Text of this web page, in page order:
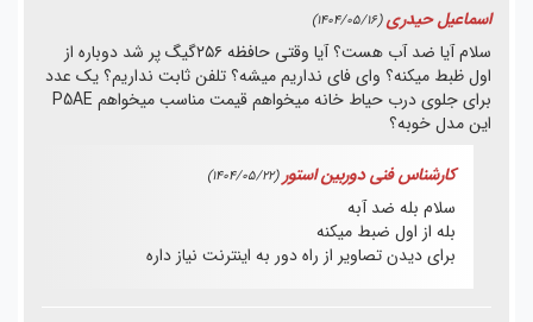
اسماعیل حیدری (1404/05/16)
سلام آیا ضد آب هست؟ آیا وقتی حافظه ۲۵۶گیگ پر شد دوباره از
اول ظبط میکنه؟ وای فای نداریم میشه؟ تلفن ثابت نداریم؟ یک عدد
برای جلوی درب حیاط خانه میخواهم قیمت مناسب میخواهم P5AE
این مدل خوبه؟
کارشناس فنی دوربین استور (1404/05/22)
سلام بله ضد آبه
بله از اول ضبط میکنه
برای دیدن تصاویر از راه دور به اینترنت نیاز داره